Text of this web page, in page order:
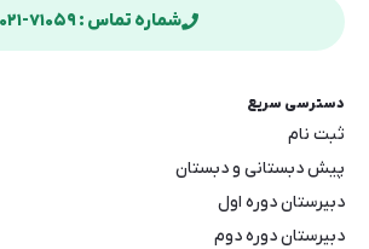
شماره تماس : ۷۱۰۵۹-۰۲۱
دسترسی سریع
ثبت نام
پیش دبستانی و دبستان
دبیرستان دوره اول
دبیرستان دوره دوم